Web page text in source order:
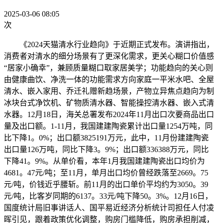
2025-03-06 08:05
次
《2024天猫清水行业趋向》于近期正式发布。演讲指出，
消费者对清水的细分场景有了更深化需求，更关心糊口价值感
“居家小确幸”，兼顾质量糊口取家居美学；功能趋向的关心则
由健康曲饮、净洗一体的功能需求方向家庭一平米水吧、全屋
清水、嵌入家用、乔迁礼赠新趋场景，产物立异焦点趋向为制
冰块台式净饮机、矿物质清水器、智能操控清水器、嵌入式清
水器。12月18日，海关总署发布2024年11月出口次要商品出口
量及出口额。1-11月，我国建建陶瓷累计出口量1254万吨，同
比下降1。0%；出口额3825191万元，此中，11月份建建陶瓷
出口量126万吨，同比下降3。9%；出口额336388万元，同比
下降41。9%。从单价看，本年1月我国建建陶瓷出口均价为
4681。47元/吨；至11月，单月出口均价曾经跌落至2669。75
元/吨，价钱近乎腰斩。前11月的出口单价平均约为3050。39
元/吨，比客岁同期的6137。33元/吨下降50。3%。12月16日，
国度统计局旧事讲话人、国平易近经济分析统计司担任人付凌
晖引见，跟着政策优化调整，购房门槛降低，购房承担削减，